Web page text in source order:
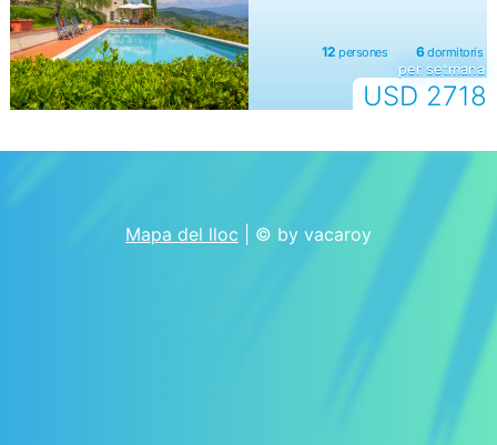
USD 2718
per setmana
Mapa del lloc | © by vacaroy